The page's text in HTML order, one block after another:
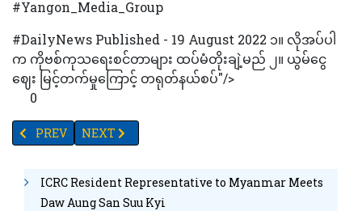
#Yangon_Media_Group
#DailyNews Published - 19 August 2022 ၁။ လိုအပ်ပါ
က ကိုဗစ်ကုသရေးစင်တာများ ထပ်မံတိုးချဲ့မည် ၂။ ယွမ်ငွေ
ဈေး မြင့်တက်မှုကြောင့် တရုတ်နယ်စပ်"/>
0
PREVIOUS ARTICLE: ပြည်ထောင်စုဝန်ကြီးအချို့ပြောင်းရွှေ့တာဝန်ပေး
PREV NEXT ARTICLE: #အစိုးရအဖွဲ့ပြင်ဆင်ဖွဲ့စည်
NEXT
ICRC Resident Representative to Myanmar Meets
Daw Aung San Suu Kyi